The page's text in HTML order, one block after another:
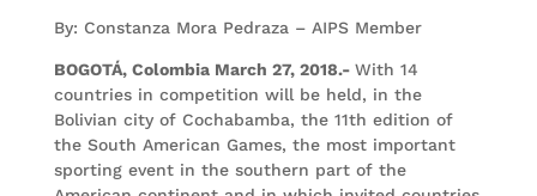
By: Constanza Mora Pedraza – AIPS Member
BOGOTÁ, Colombia March 27, 2018.- With 14
countries in competition will be held, in the
Bolivian city of Cochabamba, the 11th edition of
the South American Games, the most important
sporting event in the southern part of the